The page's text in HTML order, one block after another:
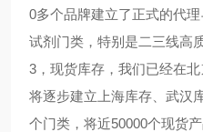
0多个品牌建立了正式的代
试剂门类，特别是二三线高
3，现货库存，我们已经在
将逐步建立上海库存、武汉
个门类，将近50000个现货产